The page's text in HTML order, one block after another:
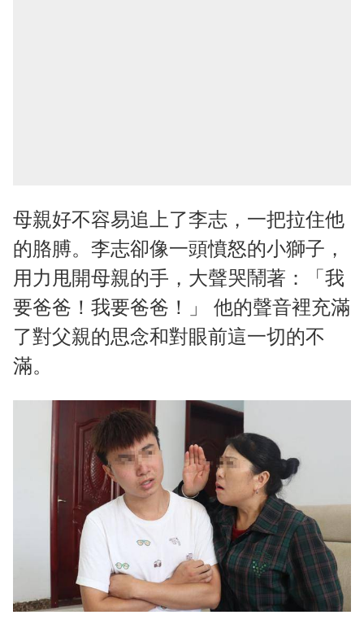
母親好不容易追上了李志，一把拉住他
的胳膊。李志卻像一頭憤怒的小獅子，
用力甩開母親的手，大聲哭鬧著：「我
要爸爸！我要爸爸！」 他的聲音裡充滿
了對父親的思念和對眼前這一切的不
滿。